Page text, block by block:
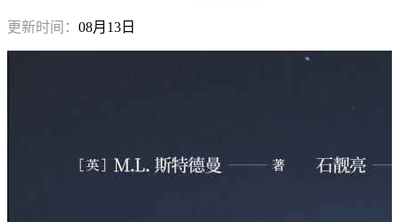
更新时间： 08月13日